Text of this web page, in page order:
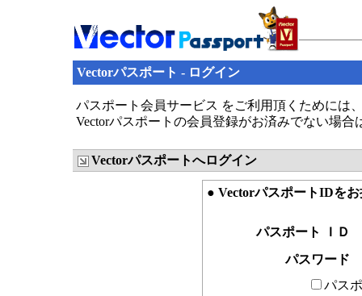
Vectorパスポート - ログイン
パスポート会員サービス をご利用頂くためには
Vectorパスポートの会員登録がお済みでない場
Vectorパスポートへログイン
● VectorパスポートIDを
パスポート ＩＤ
パスワード
パス